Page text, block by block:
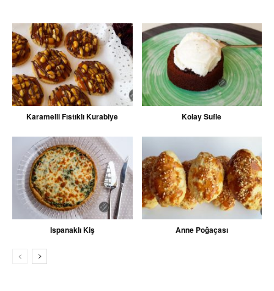
Karamelli Fıstıklı Kurabiye Kolay Sufle
Ispanaklı Kiş Anne Poğaçası